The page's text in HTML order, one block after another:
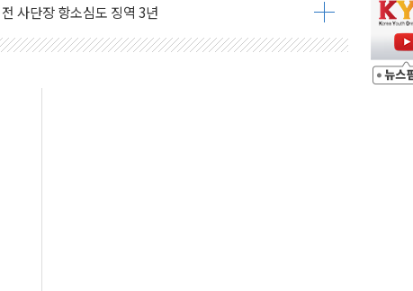
출 첫 2000억원 돌파
4000억 금융 지원
업 재개...장바구니에 홈플러스 담아달라" 호소
금융지주 포용금융 조직개편 신호탄
측"…건설연, AI 위험기상 기술 개발
·인증제도 개선 수혜 기대"